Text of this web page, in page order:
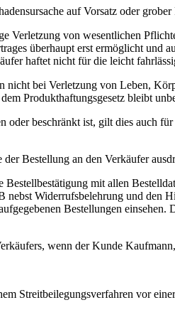
auf Vorsatz oder
Verletzung von wesentlichen
überhaupt erst ermöglicht
haftet nicht für die leicht
nicht bei Verletzung von Leben,
Produkthaftungsgesetz bleibt
oder beschränkt ist, gilt dies auch
Bestellung an den Verkäufer
mit allen
Widerrufsbelehrung und den
Bestellungen
wenn der Kunde
Streitbeilegungsverfahren vor